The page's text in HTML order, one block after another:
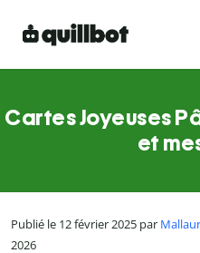
Cartes Joyeuses
et
Publié le 12 février 2025 par
2026